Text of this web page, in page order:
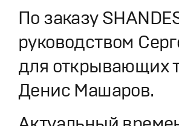
По заказу
руководством
для открывающих
Денис Машаров.